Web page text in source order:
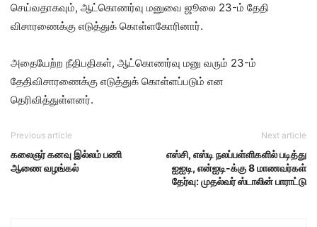
செய்வதாகவும், ஆட்கொணர்வு மனுவை ஜூலை 23-ம் தேதி
விசாரணைக்கு எடுத்துக் கொள்ளகோரினார்.
அதையேற்ற நீதிபதிகள், ஆட்கொணர்வு மனு வரும் 23-ம்
தேதிவிசாரணைக்கு எடுத்துக் கொள்ளப்படும் என
தெரிவித்துள்ளனர்.
Previous article
கலைஞர் கனவு இல்லம் பணி
ஆணை வழங்கல்
Next article
எஸ்சி, எஸ்டி நலப்பள்ளிகளில் படித்து
ஐஐடி, என்ஐடி-க்கு 8 மாணவர்கள்
தேர்வு: முதல்வர் ஸ்டாலின் பாராட்டு